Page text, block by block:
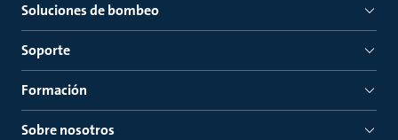
Soluciones de bombeo
Soporte
Formación
Sobre nosotros